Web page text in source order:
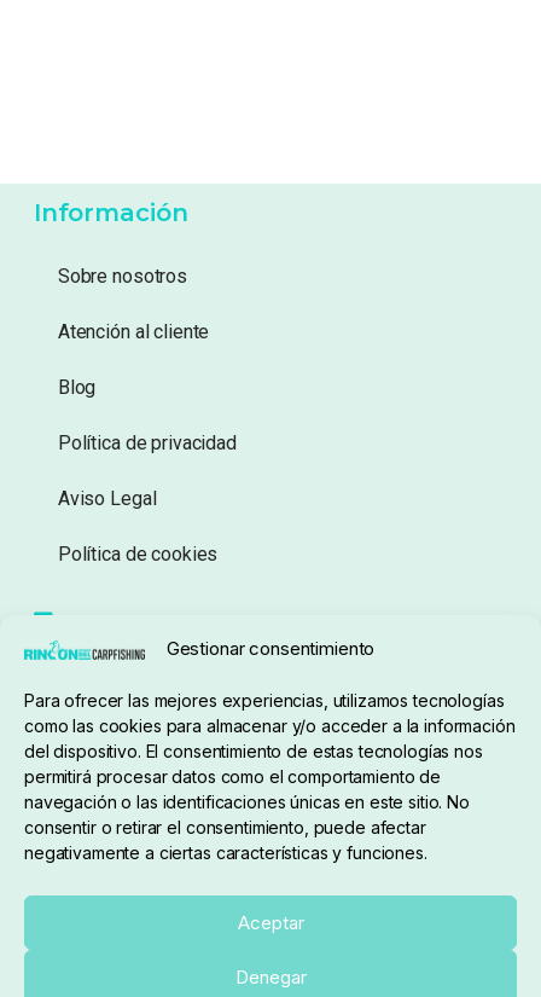
Gestionar consentimiento
Para ofrecer las mejores experiencias, utilizamos tecnologías
como las cookies para almacenar y/o acceder a la información
del dispositivo. El consentimiento de estas tecnologías nos
permitirá procesar datos como el comportamiento de
navegación o las identificaciones únicas en este sitio. No
consentir o retirar el consentimiento, puede afectar
negativamente a ciertas características y funciones.
Aceptar
Denegar
Información
Sobre nosotros
Atención al cliente
Blog
Política de privacidad
Aviso Legal
Política de cookies
Sobre nosotros